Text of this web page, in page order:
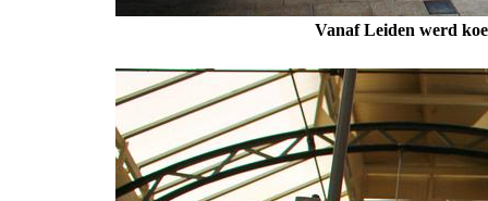
Vanaf Leiden werd